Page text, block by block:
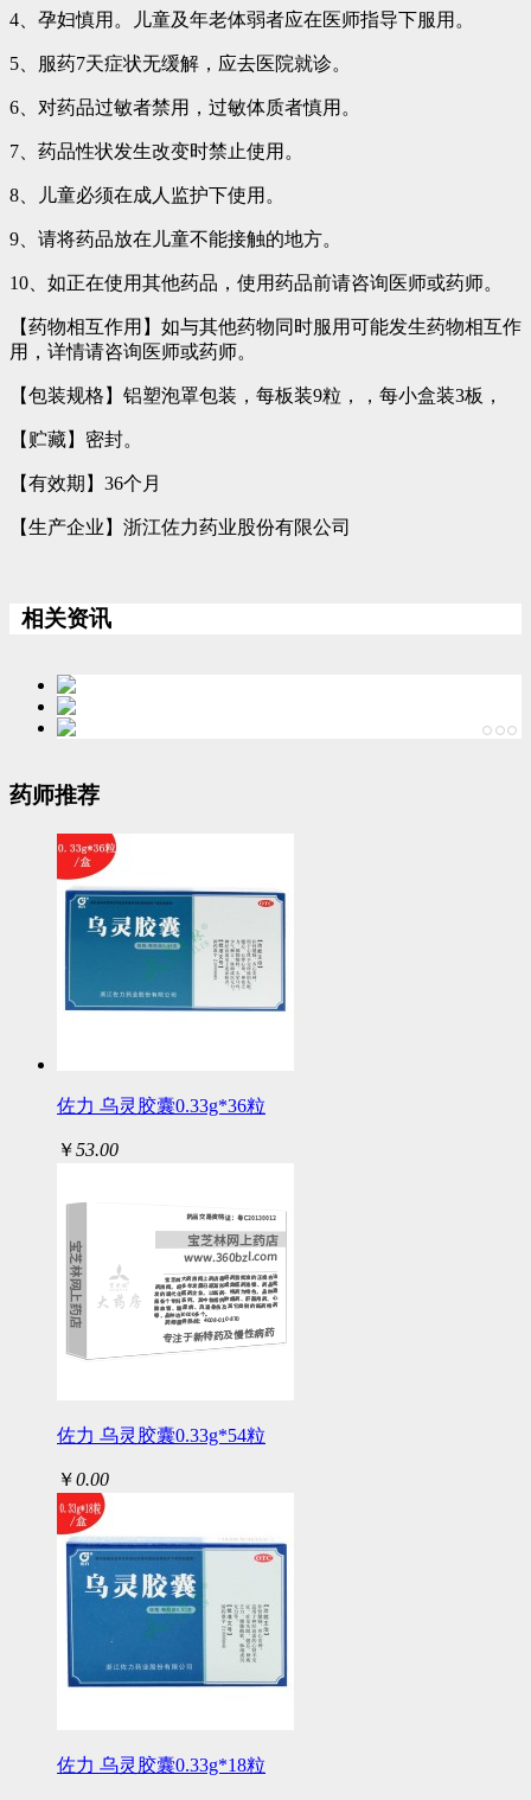
4、孕妇慎用。儿童及年老体弱者应在医师指导下服用。
5、服药7天症状无缓解，应去医院就诊。
6、对药品过敏者禁用，过敏体质者慎用。
7、药品性状发生改变时禁止使用。
8、儿童必须在成人监护下使用。
9、请将药品放在儿童不能接触的地方。
10、如正在使用其他药品，使用药品前请咨询医师或药师。
【药物相互作用】如与其他药物同时服用可能发生药物相互作
用，详情请咨询医师或药师。
【包装规格】铝塑泡罩包装，每板装9粒，，每小盒装3板，
【贮藏】密封。
【有效期】36个月
【生产企业】浙江佐力药业股份有限公司
相关资讯
药师推荐
佐力 乌灵胶囊0.33g*36粒
￥53.00
佐力 乌灵胶囊0.33g*54粒
￥0.00
佐力 乌灵胶囊0.33g*18粒